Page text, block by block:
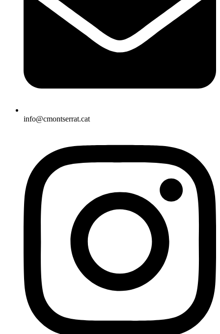
info@cmontserrat.cat